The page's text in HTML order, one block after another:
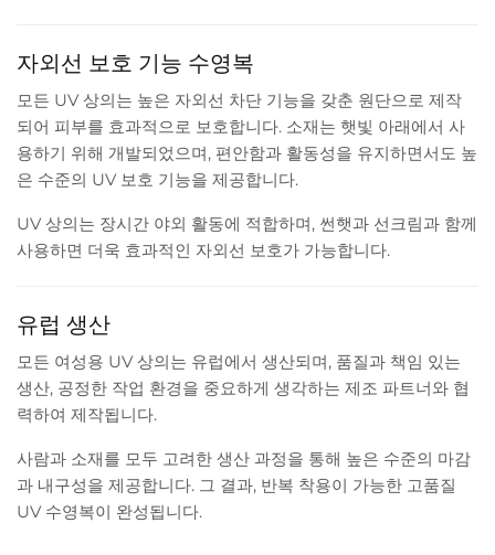
자외선 보호 기능 수영복
모든 UV 상의는 높은 자외선 차단 기능을 갖춘 원단으로 제작
되어 피부를 효과적으로 보호합니다. 소재는 햇빛 아래에서 사
용하기 위해 개발되었으며, 편안함과 활동성을 유지하면서도 높
은 수준의 UV 보호 기능을 제공합니다.
UV 상의는 장시간 야외 활동에 적합하며, 썬햇과 선크림과 함께
사용하면 더욱 효과적인 자외선 보호가 가능합니다.
유럽 생산
모든 여성용 UV 상의는 유럽에서 생산되며, 품질과 책임 있는
생산, 공정한 작업 환경을 중요하게 생각하는 제조 파트너와 협
력하여 제작됩니다.
사람과 소재를 모두 고려한 생산 과정을 통해 높은 수준의 마감
과 내구성을 제공합니다. 그 결과, 반복 착용이 가능한 고품질
UV 수영복이 완성됩니다.